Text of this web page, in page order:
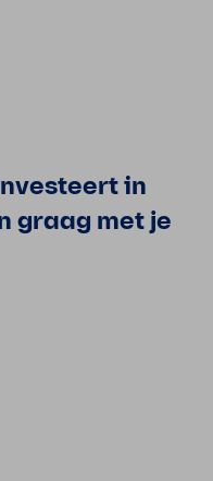
in
graag met je